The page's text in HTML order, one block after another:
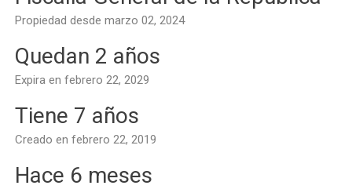
Propiedad desde marzo 02, 2024
Quedan 2 años
Expira en febrero 22, 2029
Tiene 7 años
Creado en febrero 22, 2019
Hace 6 meses